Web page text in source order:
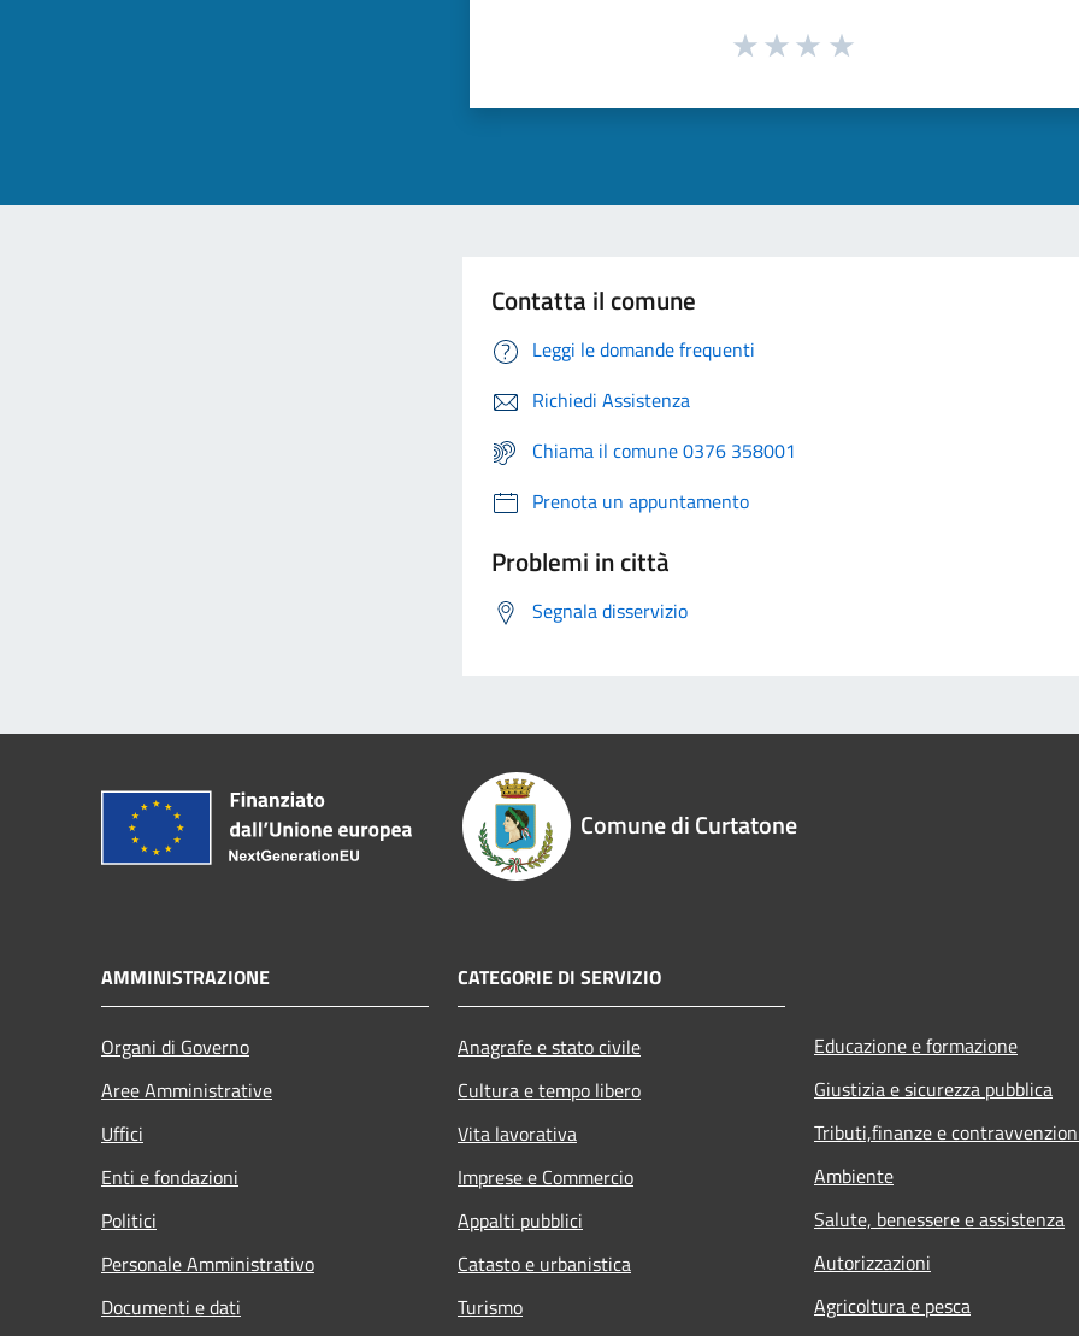
Contatta il comune
Leggi le domande frequenti
Richiedi Assistenza
Chiama il comune 0376 358001
Prenota un appuntamento
Problemi in città
Segnala disservizio
Comune di Curtatone
AMMINISTRAZIONE
Organi di Governo
Aree Amministrative
Uffici
Enti e fondazioni
Politici
Personale Amministrativo
Documenti e dati
CATEGORIE DI SERVIZIO
Anagrafe e stato civile
Cultura e tempo libero
Vita lavorativa
Imprese e Commercio
Appalti pubblici
Catasto e urbanistica
Turismo
Educazione e formazione
Giustizia e sicurezza pubblica
Tributi,finanze e
Ambiente
Salute, benessere e assistenza
Autorizzazioni
Agricoltura e pesca